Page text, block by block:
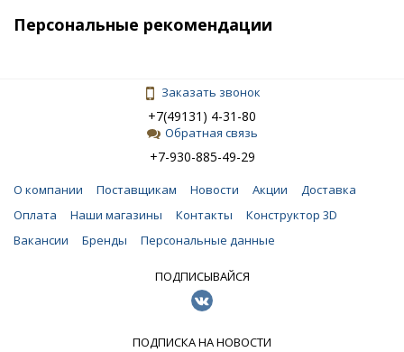
Персональные рекомендации
Заказать звонок
+7(49131) 4-31-80
Обратная связь
+7-930-885-49-29
О компании Поставщикам Новости Акции
Доставка
Оплата
Наши магазины Контакты
Конструктор 3D
Вакансии
Бренды Персональные данные
ПОДПИСЫВАЙСЯ
ПОДПИСКА НА НОВОСТИ